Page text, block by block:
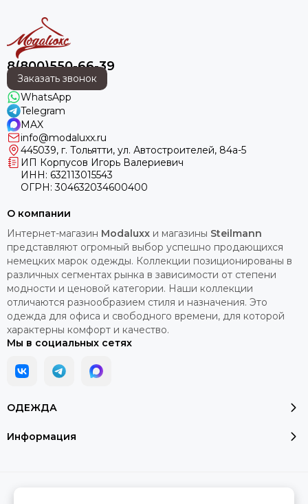
8(800)550-66-39
Заказать звонок
WhatsApp
Telegram
MAX
info@modaluxx.ru
445039, г. Тольятти, ул. Автостроителей, 84а-5
ИП Корпусов Игорь Валериевич
ИНН: 632113015543
ОГРН: 304632034600400
ОДЕЖДА
Информация
О компании
Интернет-магазин Modaluxx и магазины Steilmann
представляют огромный выбор успешно продающихся
немецких марок одежды. Коллекции позиционированы в
различных сегментах рынка в зависимости от степени
модности и ценовой категории. Наши коллекции
отличаются разнообразием стиля и назначения. Это
одежда для офиса и свободного времени, для которой
характерны комфорт и качество.
Мы в социальных сетях